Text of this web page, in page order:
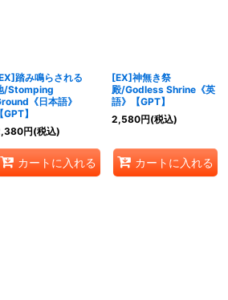
踏み鳴らされる
/Stomping
《日本語》
【GPT】
円(税込)
カートに入れる
[EX]神無き祭
殿/Godless Shrine《英
語》【GPT】
2,580円(税込)
カートに入れる